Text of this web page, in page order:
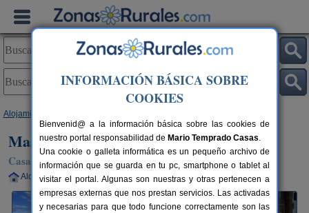
Alojamientos
Masia La Morera
Casa Rural en El Brull (Barcelona)
Alquiler completo 24+3 plazas 55 km de Barcelona
INFORMACIÓN BÁSICA SOBRE
COOKIES
Bienvenid@ a la información básica sobre las cookies de
nuestro portal responsabilidad de Mario Temprado Casas.
Una cookie o galleta informática es un pequeño archivo de
información que se guarda en tu pc, smartphone o tablet al
visitar el portal. Algunas son nuestras y otras pertenecen a
empresas externas que nos prestan servicios. Las activadas
y necesarias para que todo funcione correctamente son las